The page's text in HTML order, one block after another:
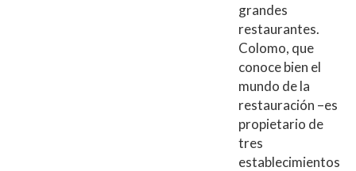
grandes
restaurantes.
Colomo, que
conoce bien el
mundo de la
restauración –es
propietario de
tres
establecimientos